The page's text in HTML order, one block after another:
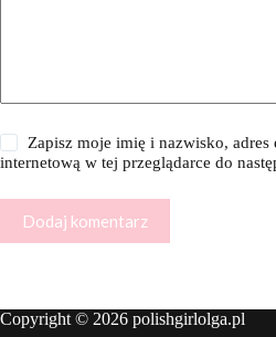
Zapisz moje imię i nazwisko, adres
internetową w tej przeglądarce do
Dodaj komentarz
Copyright © 2026 polishgirlolga.pl